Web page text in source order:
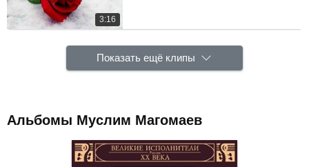
3:16
Показать ещё клипы
Альбомы Муслим Магомаев